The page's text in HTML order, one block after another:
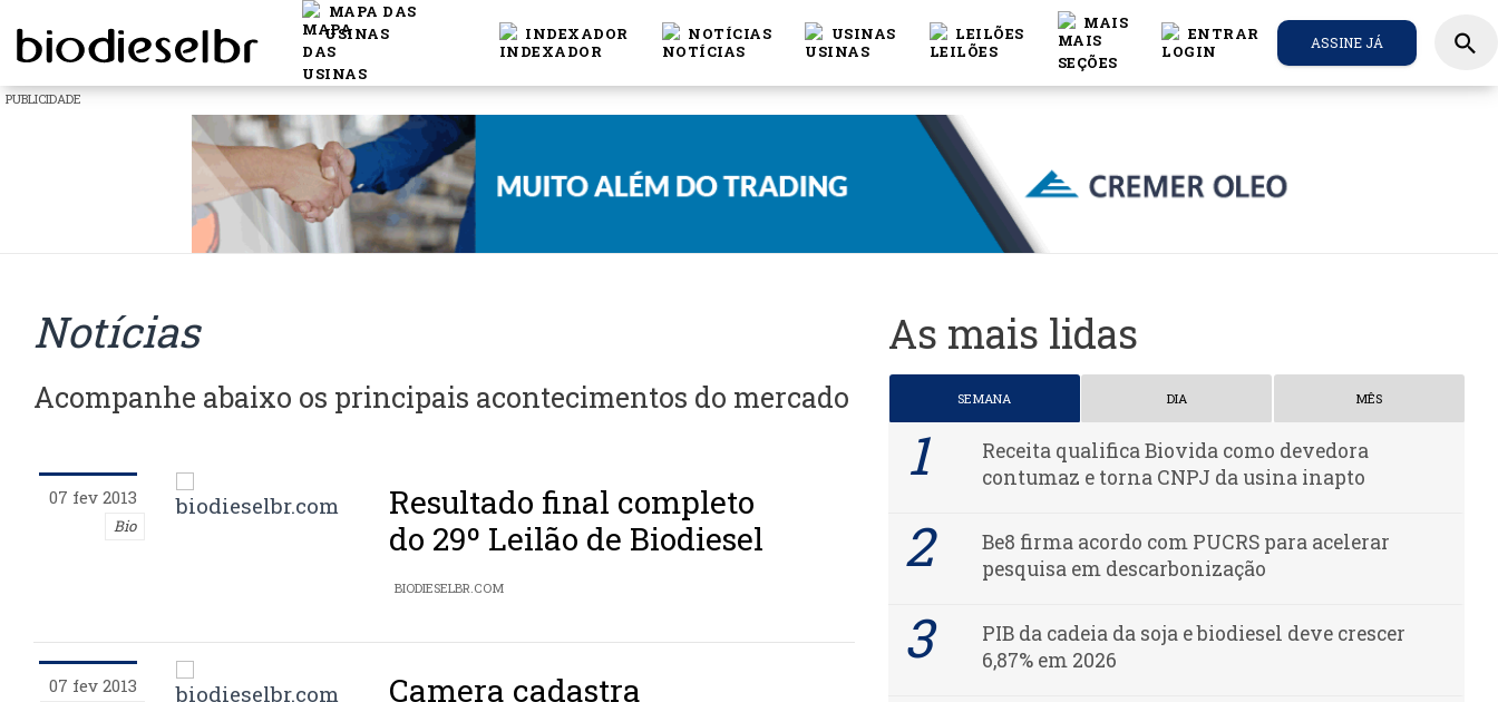
MAPA DAS
USINAS
INDEXADOR NOTÍCIAS USINAS LEILÕES
MAIS
ENTRAR ASSINE JÁ search
PUBLICIDADE
Notícias
Acompanhe abaixo os principais acontecimentos do mercado
07 fev 2013
Bio
Resultado final completo
do 29º Leilão de Biodiesel
BIODIESELBR.COM
07 fev 2013
Camera cadastra
As mais lidas
SEMANA DIA MÊS
Receita qualifica Biovida como devedora
contumaz e torna CNPJ da usina inapto
Be8 firma acordo com PUCRS para acelerar
pesquisa em descarbonização
PIB da cadeia da soja e biodiesel deve crescer
6,87% em 2026